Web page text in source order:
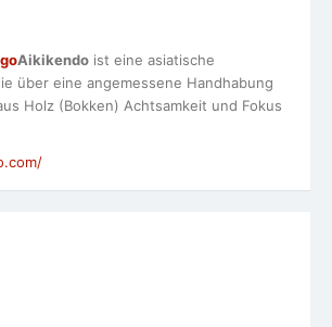
Aikikendo ist eine asiatische
über eine angemessene Handhabung
Holz (Bokken) Achtsamkeit und Fokus